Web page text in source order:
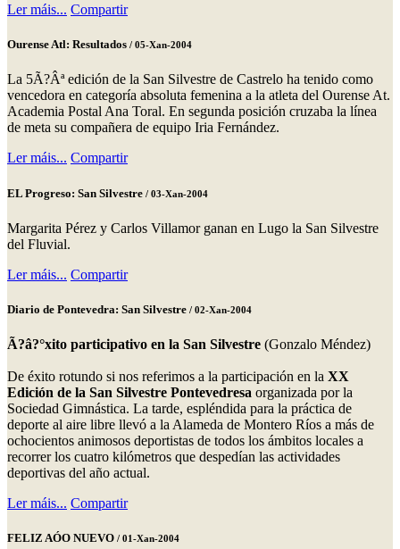
Ler máis... Compartir
Ourense Atl: Resultados / 05-Xan-2004
La 5Ã?Âª edición de la San Silvestre de Castrelo ha tenido como
vencedora en categoría absoluta femenina a la atleta del Ourense At.
Academia Postal Ana Toral. En segunda posición cruzaba la línea
de meta su compañera de equipo Iria Fernández.
Ler máis... Compartir
EL Progreso: San Silvestre / 03-Xan-2004
Margarita Pérez y Carlos Villamor ganan en Lugo la San Silvestre
del Fluvial.
Ler máis... Compartir
Diario de Pontevedra: San Silvestre / 02-Xan-2004
Ã?â?°xito participativo en la San Silvestre (Gonzalo Méndez)
De éxito rotundo si nos referimos a la participación en la XX
Edición de la San Silvestre Pontevedresa organizada por la
Sociedad Gimnástica. La tarde, espléndida para la práctica de
deporte al aire libre llevó a la Alameda de Montero Ríos a más de
ochocientos animosos deportistas de todos los ámbitos locales a
recorrer los cuatro kilómetros que despedían las actividades
deportivas del año actual.
Ler máis... Compartir
FELIZ AÓO NUEVO / 01-Xan-2004